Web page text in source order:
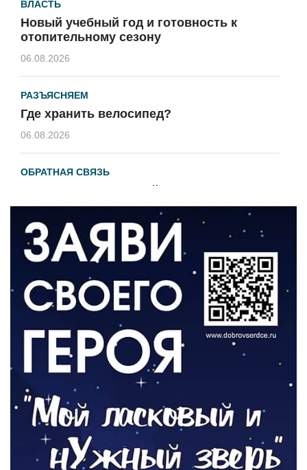
ВЛАСТЬ
Новый учебный год и готовность к
отопительному сезону
06.08.2026
РАЗЪЯСНЯЕМ
Где хранить велосипед?
06.08.2026
ОБРАТНАЯ СВЯЗЬ
ВЛАСТЬ
День памяти и «Симфония народов»
06.08.2026
Новый настил на экотропе
05.08.2026